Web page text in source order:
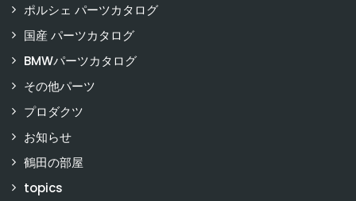
ポルシェ パーツカタログ
国産 パーツカタログ
BMWパーツカタログ
その他パーツ
プロダクツ
お知らせ
鶴田の部屋
topics